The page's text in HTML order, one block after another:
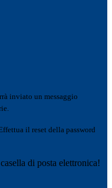
inviato un messaggio
il reset della password
di posta elettronica!